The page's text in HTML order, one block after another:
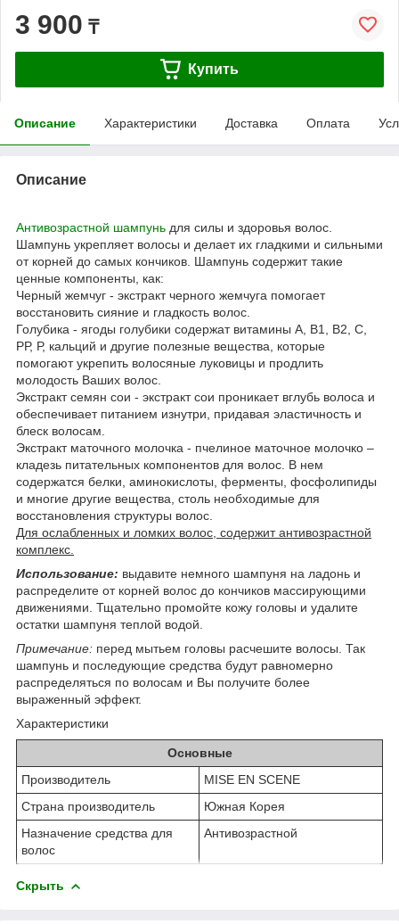
3 900 ₸
Купить
Описание Характеристики Доставка Оплата
Описание
Антивозрастной шампунь для силы и здоровья волос.
Шампунь укрепляет волосы и делает их гладкими и сильными
от корней до самых кончиков. Шампунь содержит такие
ценные компоненты, как:
Черный жемчуг - экстракт черного жемчуга помогает
восстановить сияние и гладкость волос.
Голубика - ягоды голубики содержат витамины А, В1, В2, С,
РР, Р, кальций и другие полезные вещества, которые
помогают укрепить волосяные луковицы и продлить
молодость Ваших волос.
Экстракт семян сои - экстракт сои проникает вглубь волоса и
обеспечивает питанием изнутри, придавая эластичность и
блеск волосам.
Экстракт маточного молочка - пчелиное маточное молочко –
кладезь питательных компонентов для волос. В нем
содержатся белки, аминокислоты, ферменты, фосфолипиды
и многие другие вещества, столь необходимые для
восстановления структуры волос.
Для ослабленных и ломких волос, содержит антивозрастной
комплекс.
Использование: выдавите немного шампуня на ладонь и
распределите от корней волос до кончиков массирующими
движениями. Тщательно промойте кожу головы и удалите
остатки шампуня теплой водой.
Примечание: перед мытьем головы расчешите волосы. Так
шампунь и последующие средства будут равномерно
распределяться по волосам и Вы получите более
выраженный эффект.
Характеристики
Основные
Производитель
MISE EN SCENE
Страна производитель
Южная Корея
Назначение средства для
волос
Антивозрастной
Скрыть